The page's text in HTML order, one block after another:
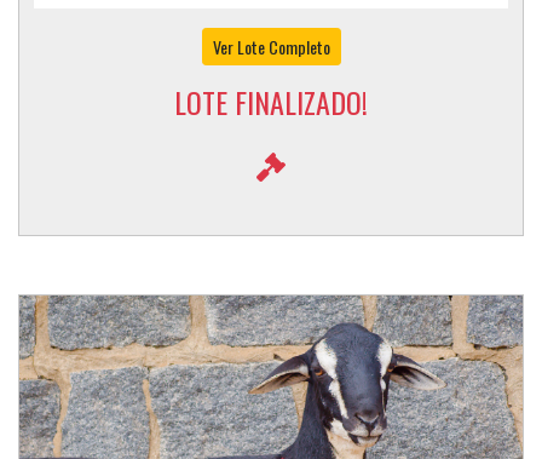
Ver Lote Completo
LOTE FINALIZADO!